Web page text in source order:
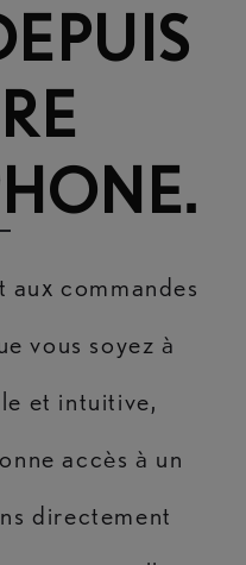
aux commandes
vous soyez à
et intuitive,
accès à un
directement